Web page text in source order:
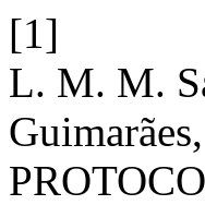
[1]
L. M. M.